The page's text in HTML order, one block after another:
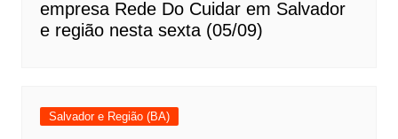
empresa Rede Do Cuidar em Salvador
e região nesta sexta (05/09)
Salvador e Região (BA)